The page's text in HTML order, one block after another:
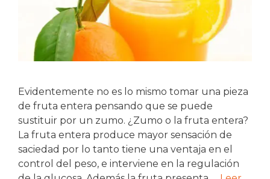
Evidentemente no es lo mismo tomar una pieza
de fruta entera pensando que se puede
sustituir por un zumo. ¿Zumo o la fruta entera?
La fruta entera produce mayor sensación de
saciedad por lo tanto tiene una ventaja en el
control del peso, e interviene en la regulación